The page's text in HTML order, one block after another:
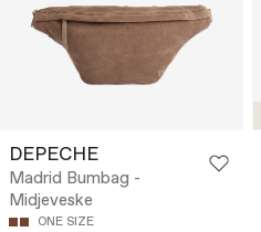
DEPECHE
Madrid Bumbag -
Midjeveske
ONE SIZE